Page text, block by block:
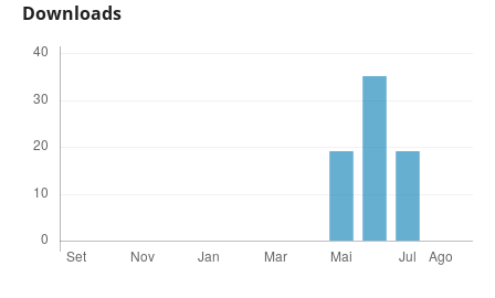
Downloads